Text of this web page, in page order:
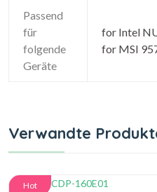
Passend
für
folgende
Geräte
for Intel
for MSI
Verwandte
Hot